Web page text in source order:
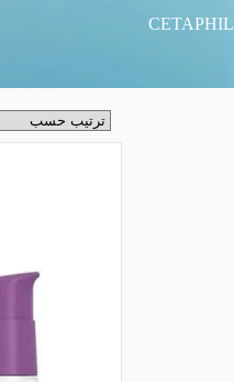
CETAPHIL